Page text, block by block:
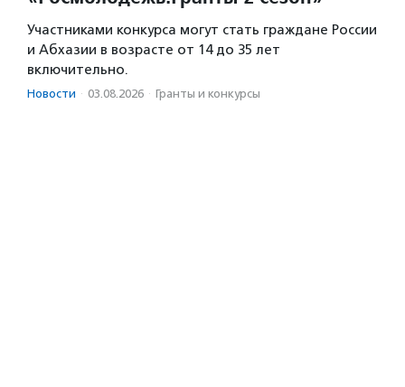
Участниками конкурса могут стать граждане России
и Абхазии в возрасте от 14 до 35 лет
включительно.
Новости · 03.08.2026 · Гранты и конкурсы